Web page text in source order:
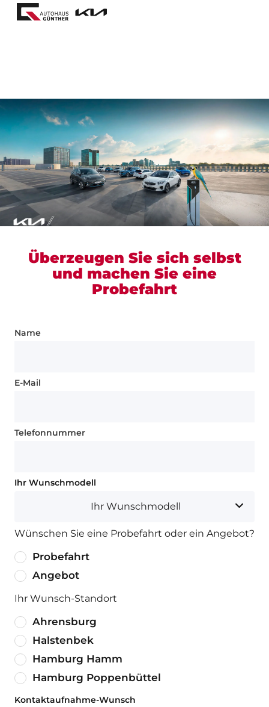
Überzeugen Sie sich selbst
und machen Sie eine
Probefahrt
Name
E-Mail
Telefonnummer
Ihr Wunschmodell
Ihr Wunschmodell
Wünschen Sie eine Probefahrt oder ein Angebot?
Probefahrt
Angebot
Ihr Wunsch-Standort
Ahrensburg
Halstenbek
Hamburg Hamm
Hamburg Poppenbüttel
Kontaktaufnahme-Wunsch